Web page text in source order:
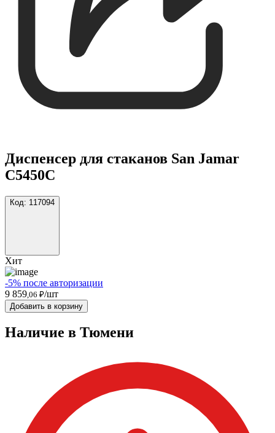
Диспенсер для стаканов San Jamar
C5450C
Код: 117094
Хит
-5% после авторизации
9 859 ,06 ₽/шт
Добавить в корзину
Наличие в Тюмени